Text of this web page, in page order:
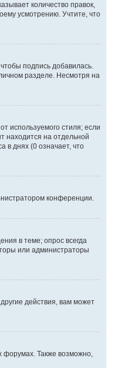
количество правок,
усмотрению. Учтите, что
подпись добавилась.
разделе. Несмотря на
используемого стиля; если
находится на отдельной
в днях (0 означает, что
конференции.
в теме; опрос всегда
или администраторы
действия, вам может
форумах. Также возможно,